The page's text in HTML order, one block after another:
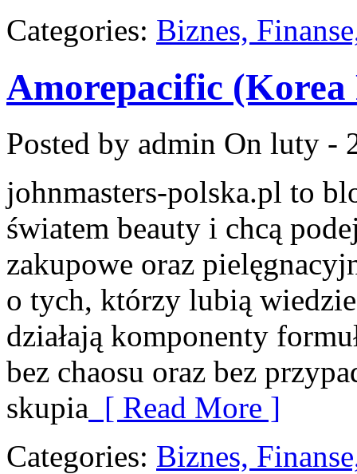
Categories: Biznes,
Amorepacific (Korea
Posted by admin On luty -
johnmasters-polska.pl to
światem beauty i chcą
zakupowe oraz
o tych, którzy lubią
działają komponenty
bez chaosu oraz bez
skupia [ Read More ]
Categories: Biznes,